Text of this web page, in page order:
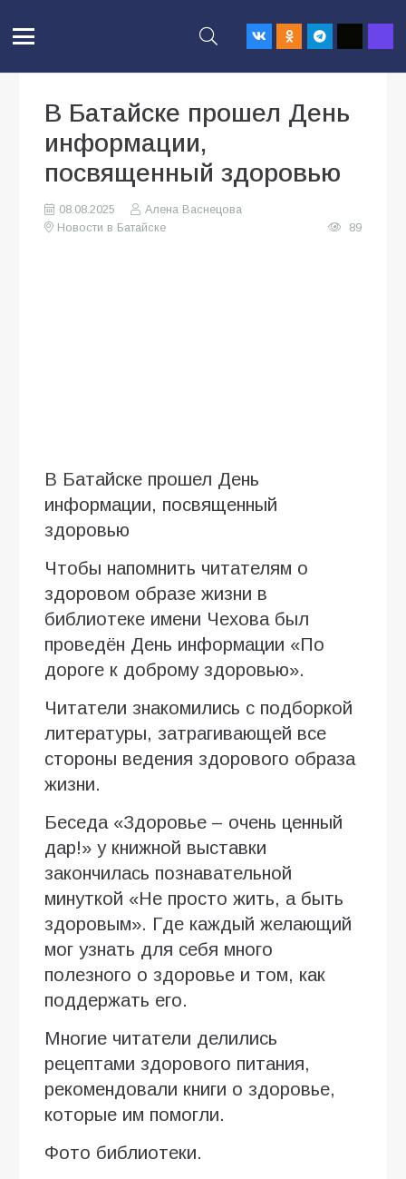
В Батайске прошел День
информации,
посвященный здоровью
08.08.2025
Алена Васнецова
Новости в Батайске
89
В Батайске прошел День
информации, посвященный
здоровью
Чтобы напомнить читателям о
здоровом образе жизни в
библиотеке имени Чехова был
проведён День информации «По
дороге к доброму здоровью».
Читатели знакомились с подборкой
литературы, затрагивающей все
стороны ведения здорового образа
жизни.
Беседа «Здоровье – очень ценный
дар!» у книжной выставки
закончилась познавательной
минуткой «Не просто жить, а быть
здоровым». Где каждый желающий
мог узнать для себя много
полезного о здоровье и том, как
поддержать его.
Многие читатели делились
рецептами здорового питания,
рекомендовали книги о здоровье,
которые им помогли.
Фото библиотеки.